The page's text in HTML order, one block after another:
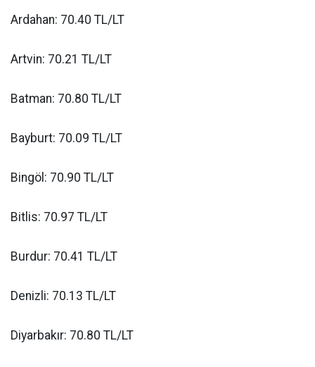
Ardahan: 70.40 TL/LT
Artvin: 70.21 TL/LT
Batman: 70.80 TL/LT
Bayburt: 70.09 TL/LT
Bingöl: 70.90 TL/LT
Bitlis: 70.97 TL/LT
Burdur: 70.41 TL/LT
Denizli: 70.13 TL/LT
Diyarbakır: 70.80 TL/LT